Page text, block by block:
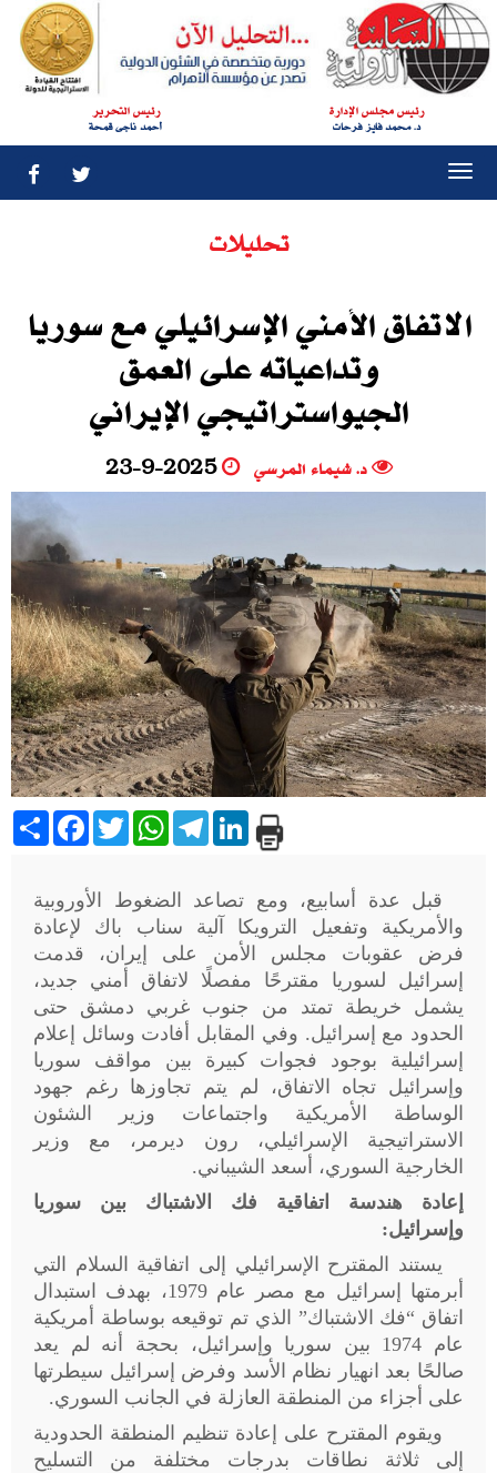
رئيس مجلس الإدارة
د. محمد فايز فرحات
رئيس التحرير
أحمد ناجى قمحة
تحليلات
الاتفاق الأمني الإسرائيلي مع سوريا
وتداعياته على العمق
الجيواستراتيجي الإيراني
د. شيماء المرسي 23-9-2025
Share Facebook
TwitterWhatsAppTelegramLinkedIn
قبل عدة أسابيع، ومع تصاعد الضغوط الأوروبية
والأمريكية وتفعيل الترويكا آلية سناب باك لإعادة
فرض عقوبات مجلس الأمن على إيران، قدمت
إسرائيل لسوريا مقترحًا مفصلًا لاتفاق أمني جديد،
يشمل خريطة تمتد من جنوب غربي دمشق حتى
الحدود مع إسرائيل. وفي المقابل أفادت وسائل إعلام
إسرائيلية بوجود فجوات كبيرة بين مواقف سوريا
وإسرائيل تجاه الاتفاق، لم يتم تجاوزها رغم جهود
الوساطة الأمريكية واجتماعات وزير الشئون
الاستراتيجية الإسرائيلي، رون ديرمر، مع وزير
الخارجية السوري، أسعد الشيباني.
إعادة هندسة اتفاقية فك الاشتباك بين سوريا
وإسرائيل:
يستند المقترح الإسرائيلي إلى اتفاقية السلام التي
أبرمتها إسرائيل مع مصر عام 1979، بهدف استبدال
اتفاق “فك الاشتباك” الذي تم توقيعه بوساطة أمريكية
عام 1974 بين سوريا وإسرائيل، بحجة أنه لم يعد
صالحًا بعد انهيار نظام الأسد وفرض إسرائيل سيطرتها
على أجزاء من المنطقة العازلة في الجانب السوري.
ويقوم المقترح على إعادة تنظيم المنطقة الحدودية
إلى ثلاثة نطاقات بدرجات مختلفة من التسليح